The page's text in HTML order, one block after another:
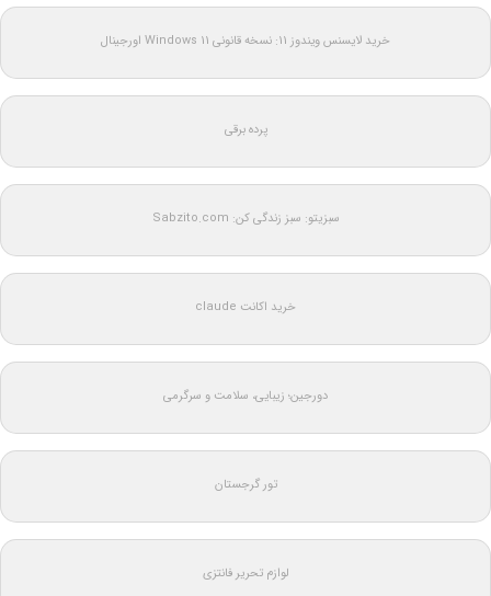
خرید لایسنس ویندوز 11: نسخه قانونی Windows 11 اورجینال
پرده برقی
سبزیتو: سبز زندگی کن: Sabzito.com
خرید اکانت claude
دورجین؛ زیبایی، سلامت و سرگرمی
تور گرجستان
لوازم تحریر فانتزی